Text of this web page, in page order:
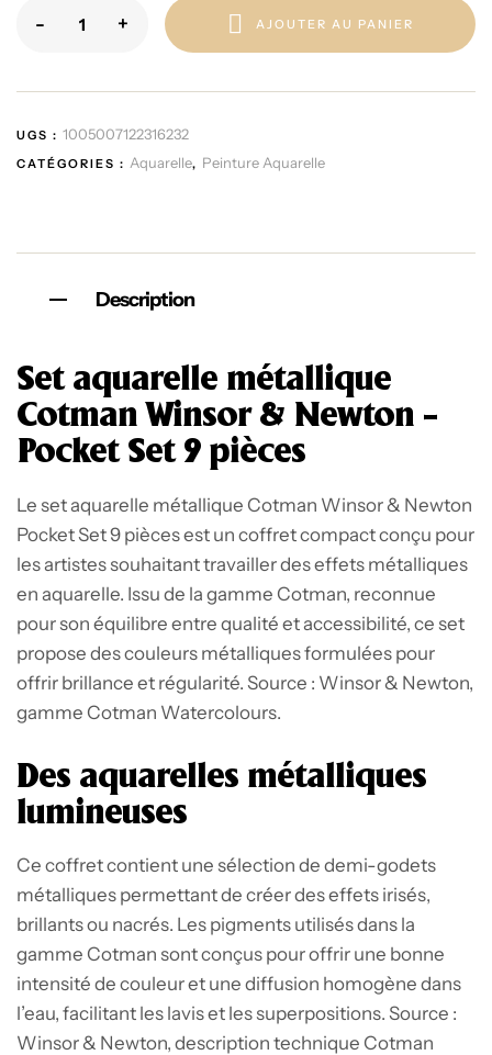
- + AJOUTER AU PANIER
UGS : 1005007122316232
CATÉGORIES : Aquarelle, Peinture Aquarelle
Description
Set aquarelle métallique
Cotman Winsor & Newton –
Pocket Set 9 pièces
Le set aquarelle métallique Cotman Winsor & Newton
Pocket Set 9 pièces est un coffret compact conçu pour
les artistes souhaitant travailler des effets métalliques
en aquarelle. Issu de la gamme Cotman, reconnue
pour son équilibre entre qualité et accessibilité, ce set
propose des couleurs métalliques formulées pour
offrir brillance et régularité. Source : Winsor & Newton,
gamme Cotman Watercolours.
Des aquarelles métalliques
lumineuses
Ce coffret contient une sélection de demi-godets
métalliques permettant de créer des effets irisés,
brillants ou nacrés. Les pigments utilisés dans la
gamme Cotman sont conçus pour offrir une bonne
intensité de couleur et une diffusion homogène dans
l’eau, facilitant les lavis et les superpositions. Source :
Winsor & Newton, description technique Cotman